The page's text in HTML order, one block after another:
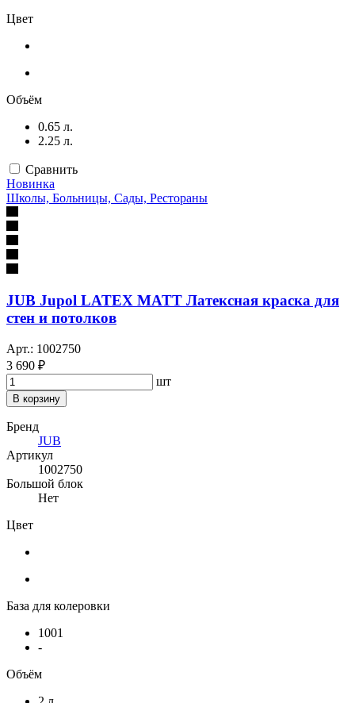
Цвет
Объём
0.65 л.
2.25 л.
Сравнить
Новинка
Школы, Больницы, Сады, Рестораны
JUB Jupol LATEX MATT Латексная краска для
стен и потолков
Арт.: 1002750
3 690 ₽
шт
В корзину
Бренд
JUB
Артикул
1002750
Большой блок
Нет
Цвет
База для колеровки
1001
-
Объём